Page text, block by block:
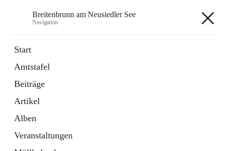
Breitenbrunn am Neusiedler See
Navigation
Start
Amtstafel
Beiträge
Artikel
Alben
Veranstaltungen
18 Schnellzugriffe
Gemeindeservice